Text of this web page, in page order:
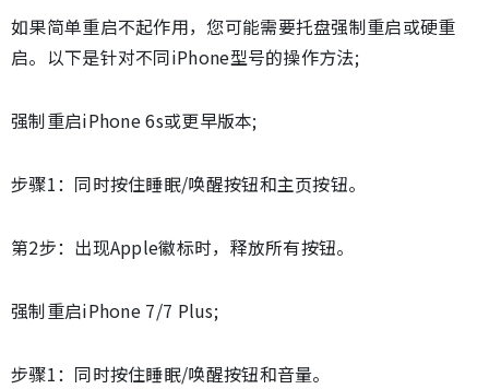
如果简单重启不起作用，您可能需要托盘强制重启或硬重
启。以下是针对不同iPhone型号的操作方法;
强制重启iPhone 6s或更早版本;
步骤1：同时按住睡眠/唤醒按钮和主页按钮。
第2步：出现Apple徽标时，释放所有按钮。
强制重启iPhone 7/7 Plus;
步骤1：同时按住睡眠/唤醒按钮和音量。